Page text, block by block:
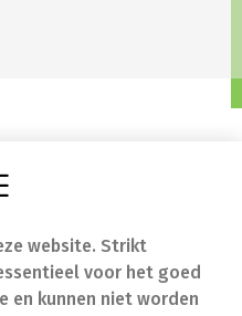
website. Strikt
voor het goed
en kunnen niet worden
geval van nood